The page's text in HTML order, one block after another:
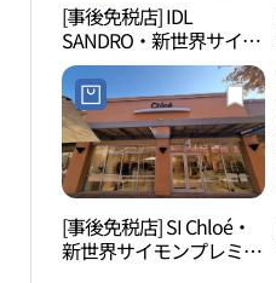
[事後免税店] IDL
SANDRO・新世界サイモ
ンプレミアムアウトレッ
トヨジュ（驪州）店(산
드로 신세계사이먼프리
미엄아울렛 여주점)
[事後免税店] SI Chloé・
新世界サイモンプレミア